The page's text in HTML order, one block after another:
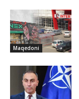
Maqedoni